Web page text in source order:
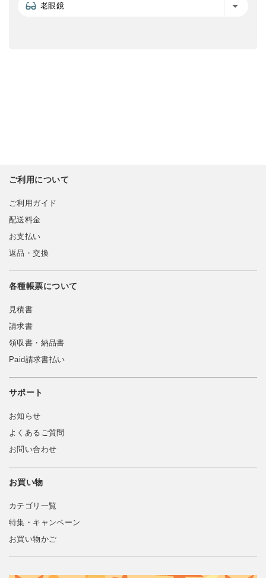
老眼鏡
ご利用について
ご利用ガイド
配送料金
お支払い
返品・交換
各種帳票について
見積書
請求書
領収書・納品書
Paid請求書払い
サポート
お知らせ
よくあるご質問
お問い合わせ
お買い物
カテゴリ一覧
特集・キャンペーン
お買い物かご